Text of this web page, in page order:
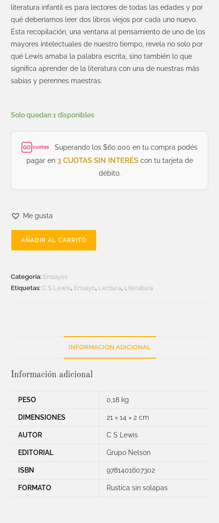
literatura infantil es para lectores de todas las edades y por
qué deberíamos leer dos libros viejos por cada uno nuevo.
Esta recopilación, una ventana al pensamiento de uno de los
mayores intelectuales de nuestro tiempo, revela no solo por
qué Lewis amaba la palabra escrita, sino también lo que
significa aprender de la literatura con una de nuestras más
sabias y perennes maestras.
Solo quedan 1 disponibles
Superando los $60.000 en tu compra podés
pagar en 3 CUOTAS SIN INTERÉScon tu tarjeta de
débito.
Me gusta
AÑADIR AL CARRITO
Categoría: Ensayos
Etiquetas:C S Lewis, Ensayo, Lectura, Literatura
INFORMACIÓN ADICIONAL
Información adicional
PESO 0,18 kg
DIMENSIONES 21 × 14 × 2 cm
AUTOR C S Lewis
EDITORIAL Grupo Nelson
ISBN 9781401607302
FORMATO Rustica sin solapas